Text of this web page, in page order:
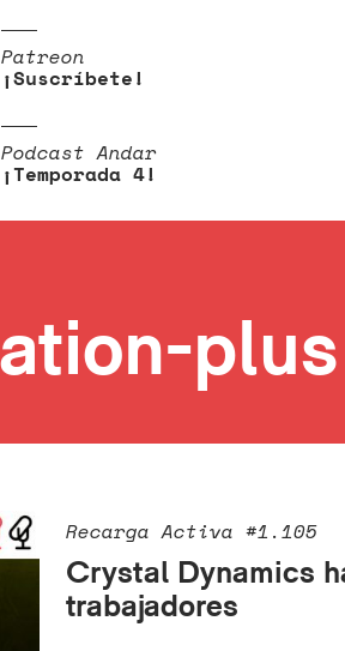
Patreon
¡Suscríbete!
Podcast Andar
¡Temporada 4!
plus
Recarga Activa #1.105
Crystal Dynamics
trabajadores